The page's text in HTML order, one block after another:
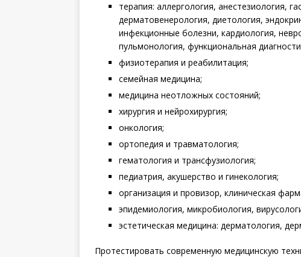
терапия: аллергология, анестезиология,
дерматовенерология, диетология,
инфекционные болезни, кардиология,
пульмонология, функциональная
физиотерапия и реабилитация;
семейная медицина;
медицина неотложных состояний;
хирургия и нейрохирургия;
онкология;
ортопедия и травматология;
гематология и трансфузиология;
педиатрия, акушерство и гинекология;
организация и провизор, клиническая
эпидемиология, микробиология,
эстетическая медицина: дерматология,
Протестировать современную медицинскую